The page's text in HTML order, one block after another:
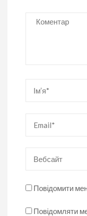
Коментар
Повідомити
Повідомляти